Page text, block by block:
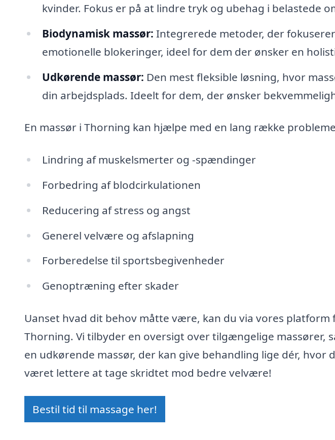
kvinder. Fokus er på at lindre tryk og ubehag i belastede
Biodynamisk massør: Integrerede metoder, der
emotionelle blokeringer, ideel for dem der ønsker en
Udkørende massør: Den mest fleksible løsning, hvor
din arbejdsplads. Ideelt for dem, der ønsker
En massør i Thorning kan hjælpe med en lang række
Lindring af muskelsmerter og -spændinger
Forbedring af blodcirkulationen
Reducering af stress og angst
Generel velvære og afslapning
Forberedelse til sportsbegivenheder
Genoptræning efter skader
Uanset hvad dit behov måtte være, kan du via vores platform
Thorning. Vi tilbyder en oversigt over tilgængelige massører,
en udkørende massør, der kan give behandling lige dér, hvor
været lettere at tage skridtet mod bedre velvære!
Bestil tid til massage her!